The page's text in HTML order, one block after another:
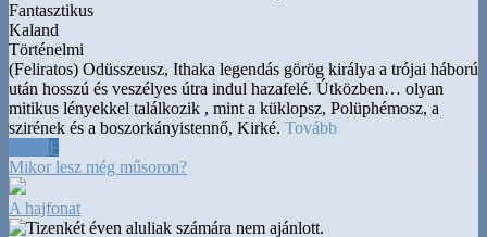
Fantasztikus
Kaland
Történelmi
(Feliratos) Odüsszeusz, Ithaka legendás görög királya a trójai háború
után hosszú és veszélyes útra indul hazafelé. Útközben… olyan
mitikus lényekkel találkozik , mint a küklopsz, Polüphémosz, a
szirének és a boszorkányistennő, Kirké. Tovább
F
Mikor lesz még műsoron?
A hajfonat